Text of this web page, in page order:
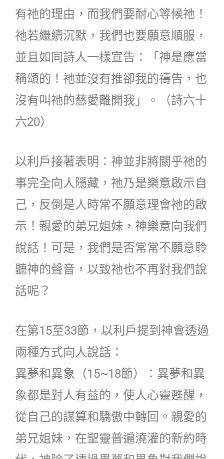
有祂的理由，而我們要耐心等候祂！
祂若繼續沉默，我們也要願意順服，
並且如同詩人一樣宣告：「神是應當
稱頌的！祂並沒有推卻我的禱告，也
沒有叫祂的慈愛離開我」。（詩六十
六20）
以利戶接著表明：神並非將關乎祂的
事完全向人隱藏，祂乃是樂意啟示自
己，反倒是人時常不願意理會祂的啟
示！親愛的弟兄姐妹，神樂意向我們
說話！可是，我們是否常常不願意聆
聽神的聲音，以致祂也不再對我們說
話呢？
在第15至33節，以利戶提到神會透過
兩種方式向人說話：
異夢和異象（15~18節）：異夢和異
象都是對人有益的，使人心靈甦醒，
從自己的謀算和驕傲中轉回。親愛的
弟兄姐妹，在聖靈普遍澆灌的新約時